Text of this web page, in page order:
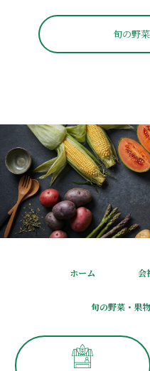
旬の野
ホーム 会
旬の野菜・果物